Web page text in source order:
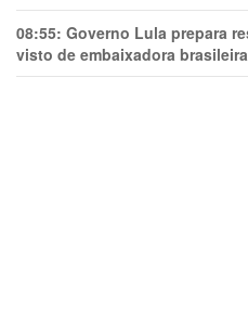
08:55: Governo Lula prepara
visto de embaixadora